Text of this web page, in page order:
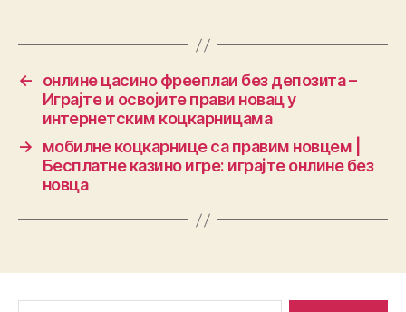
←
онлине цасино фрееплаи без депозита –
Играјте и освојите прави новац у
интернетским коцкарницама
→
мобилне коцкарнице са правим новцем |
Бесплатне казино игре: играјте онлине без
новца